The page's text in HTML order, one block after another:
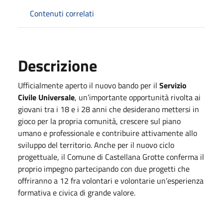
Contenuti correlati
Descrizione
Ufficialmente aperto il nuovo bando per il Servizio
Civile Universale, un’importante opportunità rivolta ai
giovani tra i 18 e i 28 anni che desiderano mettersi in
gioco per la propria comunità, crescere sul piano
umano e professionale e contribuire attivamente allo
sviluppo del territorio. Anche per il nuovo ciclo
progettuale, il Comune di Castellana Grotte conferma il
proprio impegno partecipando con due progetti che
offriranno a 12 fra volontari e volontarie un’esperienza
formativa e civica di grande valore.